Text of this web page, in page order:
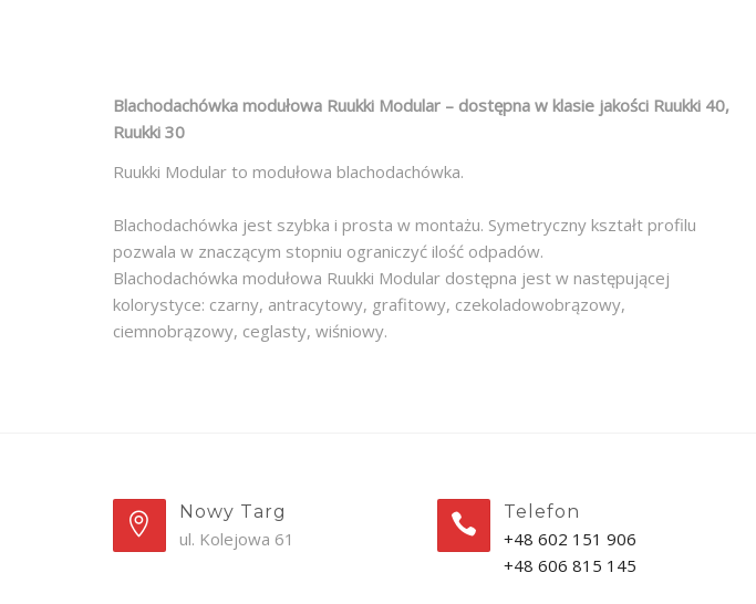
Blachodachówka modułowa Ruukki Modular – dostępna w klasie jakości Ruukki 40,
Ruukki 30
Ruukki Modular to modułowa blachodachówka.
Blachodachówka jest szybka i prosta w montażu. Symetryczny kształt profilu
pozwala w znaczącym stopniu ograniczyć ilość odpadów.
Blachodachówka modułowa Ruukki Modular dostępna jest w następującej
kolorystyce: czarny, antracytowy, grafitowy, czekoladowobrązowy,
ciemnobrązowy, ceglasty, wiśniowy.
Nowy Targ
ul. Kolejowa 61
Telefon
+48 602 151 906
+48 606 815 145